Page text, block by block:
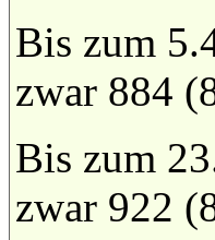
Bis zum
zwar 884
Bis zum
zwar 922